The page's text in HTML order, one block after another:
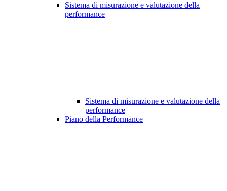
Sistema di misurazione e valutazione della
performance
Sistema di misurazione e valutazione della
performance
Piano della Performance